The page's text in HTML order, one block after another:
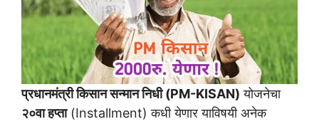
प्रधानमंत्री किसान सन्मान निधी (PM-KISAN) योजनेचा
२०वा हप्ता(Installment) कधी येणार याविषयी अनेक